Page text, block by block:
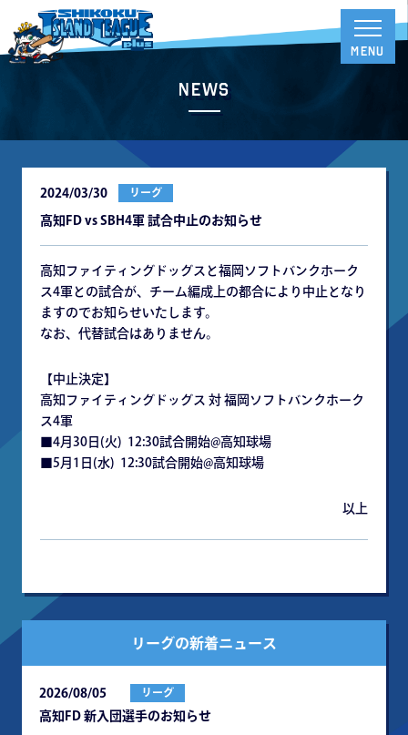
News
2024/03/30 リーグ
高知FD vs SBH4軍 試合中止のお知らせ
高知ファイティングドッグスと福岡ソフトバンクホーク
ス4軍との試合が、チーム編成上の都合により中止となり
ますのでお知らせいたします。
なお、代替試合はありません。
【中止決定】
高知ファイティングドッグス 対 福岡ソフトバンクホーク
ス4軍
■4月30日(火) 12:30試合開始@高知球場
■5月1日(水) 12:30試合開始@高知球場
以上
リーグの新着ニュース
2026/08/05 リーグ
⾼知FD 新⼊団選⼿のお知らせ